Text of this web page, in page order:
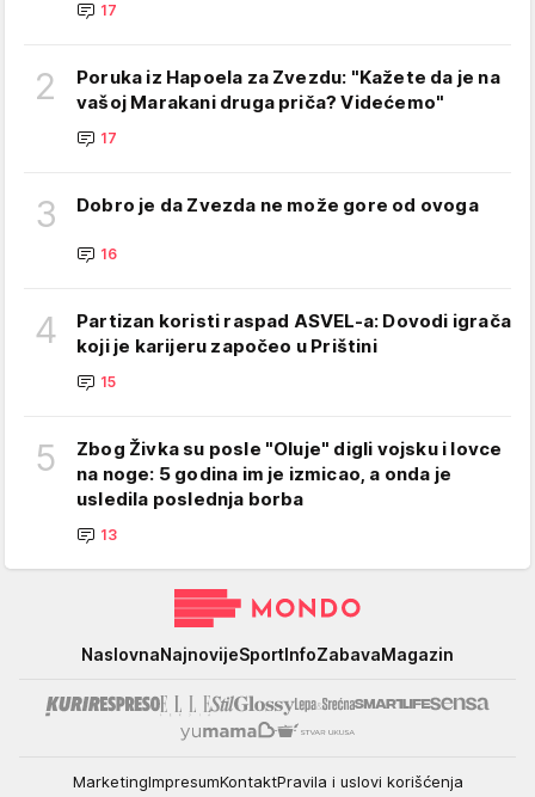
17
2
Poruka iz Hapoela za Zvezdu: "Kažete da je na
vašoj Marakani druga priča? Videćemo"
17
3 Dobro je da Zvezda ne može gore od ovoga
16
4
Partizan koristi raspad ASVEL-a: Dovodi igrača
koji je karijeru započeo u Prištini
15
5
Zbog Živka su posle "Oluje" digli vojsku i lovce
na noge: 5 godina im je izmicao, a onda je
usledila poslednja borba
13
NaslovnaNajnovijeSportInfoZabavaMagazin
MarketingImpresumKontaktPravila i uslovi korišćenja